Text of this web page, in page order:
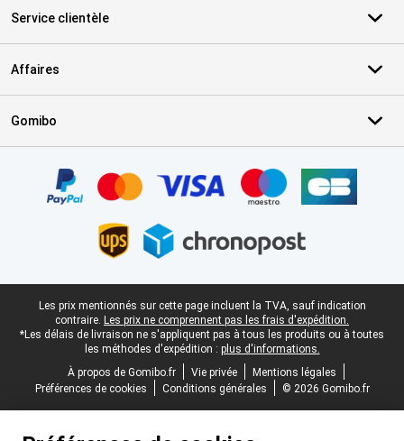
Service clientèle
Affaires
Gomibo
Pied-de-page légal
Les prix mentionnés sur cette page incluent la TVA, sauf indication
contraire. Les prix ne comprennent pas les frais d'expédition.
*Les délais de livraison ne s'appliquent pas à tous les produits ou à toutes
les méthodes d'expédition : plus d'informations.
À propos de Gomibo.fr
Vie privée
Mentions légales
Préférences de cookies
Conditions générales © 2026 Gomibo.fr